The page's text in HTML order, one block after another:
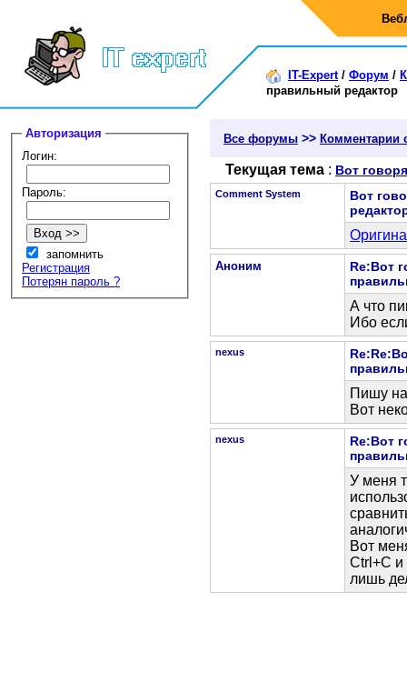
IT-Expert/ Форум /
правильный редактор
Авторизация
Логин:
Пароль:
запомнить
Регистрация
Потерян пароль ?
Все форумы >> Комментарии
Текущая тема : Вот
Comment System
Вот
Аноним
Re:Вот
А что
Ибо
nexus
Пишу
Вот
nexus
Re:Вот
У меня
Вот
Ctrl+C и
лишь